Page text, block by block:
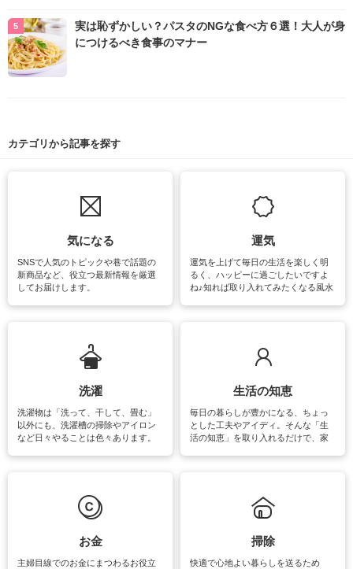
実は恥ずかしい？パスタのNGな食べ方６選！大人が身
につけるべき食事のマナー
カテゴリから記事を探す
気になる
SNSで人気のトピックや巷で話題の
新商品など、役立つ最新情報を厳選
してお届けします。
運気
運気を上げて毎日の生活を楽しく明
るく、ハッピーに過ごしたいですよ
ね♪知れば取り入れてみたくなる風水
洗濯
洗濯物は「洗って、干して、畳む」
以外にも、洗濯槽の掃除やアイロン
など日々やることは色々あります。
マットなどの大きな洗濯物も、正し
い洗い方をすれば自宅で洗うことが
報やお悩み解消のための情報をご紹
生活の知恵
毎日の暮らしが豊かになる、ちょっ
とした工夫やアイディ。そんな「生
活の知恵」を取り入れるだけで、家
お金
主婦目線でのお金にまつわるお役立
掃除
快適で心地よい暮らしを送るため